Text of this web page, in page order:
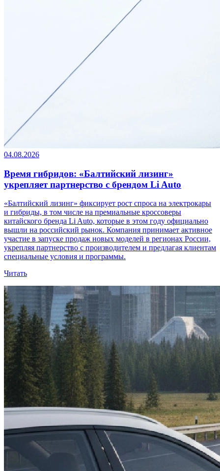
04.08.2026
Время гибридов: «Балтийский лизинг»
укрепляет партнерство с брендом Li Auto
«Балтийский лизинг» фиксирует рост спроса на электрокары
и гибриды, в том числе на премиальные кроссоверы
китайского бренда Li Auto, которые в этом году официально
вышли на российский рынок. Компания принимает активное
участие в запуске продаж новых моделей в регионах России,
укрепляя партнерство с производителем и предлагая клиентам
специальные условия и программы.
Читать